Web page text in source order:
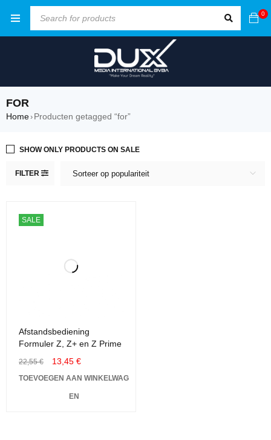
0
FOR
Home› Producten getagged “for”
FILTER Sorteer op populariteit
SHOW ONLY PRODUCTS ON SALE
SALE
Afstandsbediening
Formuler Z, Z+ en Z Prime
22,55€ 13,45 €
TOEVOEGEN AAN WINKELWAG
EN